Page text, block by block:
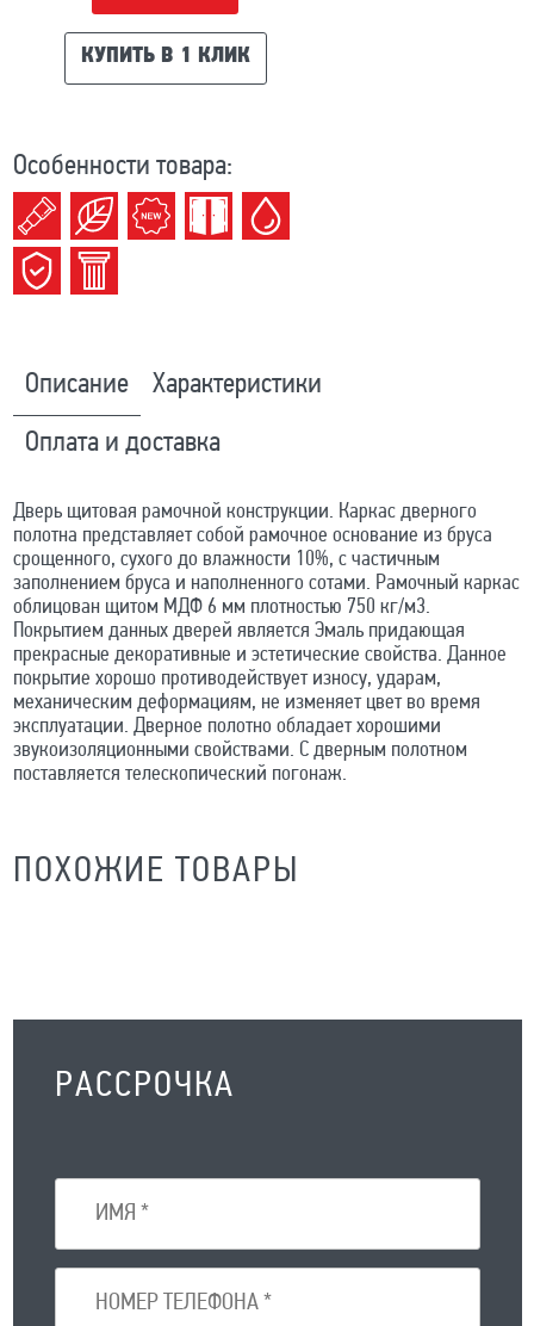
КУПИТЬ В 1 КЛИК
Особенности товара:
Описание Характеристики
Оплата и доставка
Дверь щитовая рамочной конструкции. Каркас дверного
полотна представляет собой рамочное основание из бруса
срощенного, сухого до влажности 10%, с частичным
заполнением бруса и наполненного сотами. Рамочный каркас
облицован щитом МДФ 6 мм плотностью 750 кг/м3.
Покрытием данных дверей является Эмаль придающая
прекрасные декоративные и эстетические свойства. Данное
покрытие хорошо противодействует износу, ударам,
механическим деформациям, не изменяет цвет во время
эксплуатации. Дверное полотно обладает хорошими
звукоизоляционными свойствами. С дверным полотном
поставляется телескопический погонаж.
ПОХОЖИЕ ТОВАРЫ
РАССРОЧКА